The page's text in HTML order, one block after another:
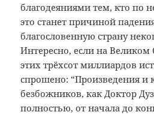
благодеяниями тем, кто по
это станет причиной
благословенную страну
Интересно, если на Великом
этих трёхсот миллиардов
спрошено: “Произведения и
безбожников, как Доктор
полностью, от начала до